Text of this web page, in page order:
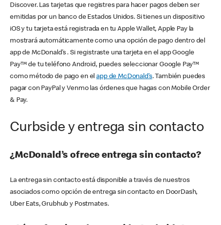
Discover. Las tarjetas que registres para hacer pagos deben ser
emitidas por un banco de Estados Unidos. Si tienes un dispositivo
iOS y tu tarjeta está registrada en tu Apple Wallet, Apple Pay la
mostrará automáticamente como una opción de pago dentro del
app de McDonald’s . Si registraste una tarjeta en el app Google
Pay™ de tu teléfono Android, puedes seleccionar Google Pay™
como método de pago en elapp de McDonald’s. También puedes
pagar con PayPal y Venmo las órdenes que hagas con Mobile Order
& Pay.
Curbside y entrega sin contacto
¿McDonald’s ofrece entrega sin contacto?
La entrega sin contacto está disponible a través de nuestros
asociados como opción de entrega sin contacto en DoorDash,
Uber Eats, Grubhub y Postmates.